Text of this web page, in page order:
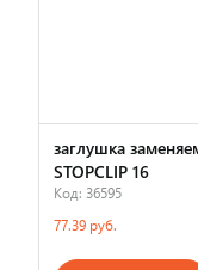
заглушка
STOPCLIP 16
Код: 36595
77.39 руб.